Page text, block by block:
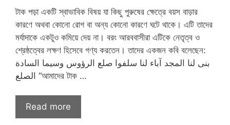
টাক পড়া একটি স্বাভাবিক বিষয় যা কিছু পুরুষের ক্ষেত্রে বয়স বাড়ার
কারণে অথবা কোনো রোগ বা অন্য কোনো কারণে ঘটে থাকে। এটি তাদের
মর্যাদাকে একটুও কমিয়ে দেয় না। বরং আরববাসীরা এটিকে নেতৃত্ব ও
শ্রেষ্ঠত্বের লক্ষণ হিসেবে গণ্য করতেন। তাদের একজন কবি বলেছেন:
بنى لنا المجد آباء لنا سلفوا صلع الرؤوس وسيما السادة
الصلع “আমাদের টাক …
Read more